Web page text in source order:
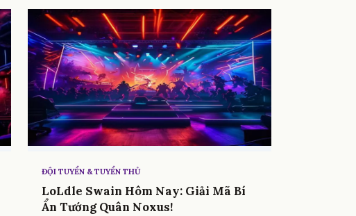
ĐỘI TUYỂN & TUYỂN THỦ
LoLdle Swain Hôm Nay: Giải Mã Bí
Ẩn Tướng Quân Noxus!